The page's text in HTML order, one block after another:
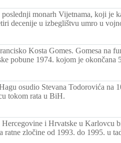
monarh Vijetnama, koji je
decenije u izbeglištvu umro u
Kosta Gomes. Gomesa na
pobune 1974. kojom je okončana
osudio Stevana Todorovića na
tokom rata u BiH.
i Hrvatske u Karlovcu
ratne zločine od 1993. do 1995. u